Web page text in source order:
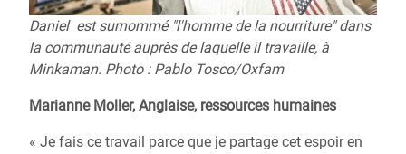
Daniel est surnommé "l'homme de la nourriture" dans
la communauté auprès de laquelle il travaille, à
Minkaman. Photo : Pablo Tosco/Oxfam
Marianne Moller, Anglaise, ressources humaines
« Je fais ce travail parce que je partage cet espoir en